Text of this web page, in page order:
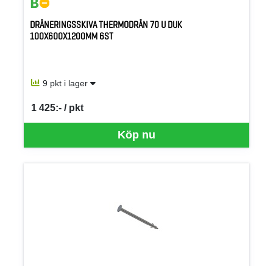
DRÄNERINGSSKIVA THERMODRÄN 70 U DUK
100X600X1200MM 6ST
9 pkt i lager
Köp nu
1 425:- / pkt
SEK per PKT